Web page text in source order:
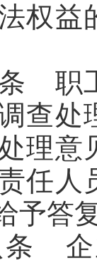
权益
工
查处
理意
任人
予答
企业